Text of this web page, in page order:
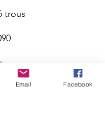
trous
rapide niveau 1
Email Facebook